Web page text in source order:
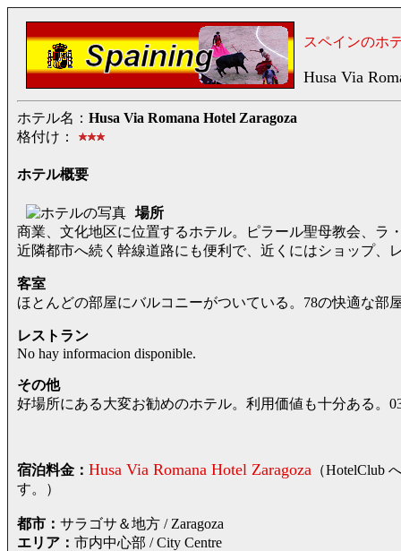
スペインのホ
Husa Via
ホテル名： Husa Via Romana Hotel Zaragoza
格付け：
ホテル概要
場所
商業、文化地区に位置するホテル。ピラール聖母教会、ラ
近隣都市へ続く幹線道路にも便利で、近くにはショップ、
客室
ほとんどの部屋にバルコニーがついている。78の快適な部
レストラン
No hay informacion disponible.
その他
好場所にある大変お勧めのホテル。利用価値も十分ある。
宿泊料金： Husa Via Romana Hotel Zaragoza （HotelClub
す。）
都市： サラゴサ＆地方 / Zaragoza
エリア： 市内中心部 / City Centre